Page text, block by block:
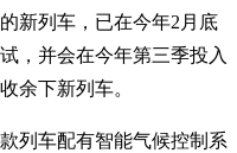
新列车，已在今年2月底
，并会在今年第三季投入
余下新列车。
列车配有智能气候控制系